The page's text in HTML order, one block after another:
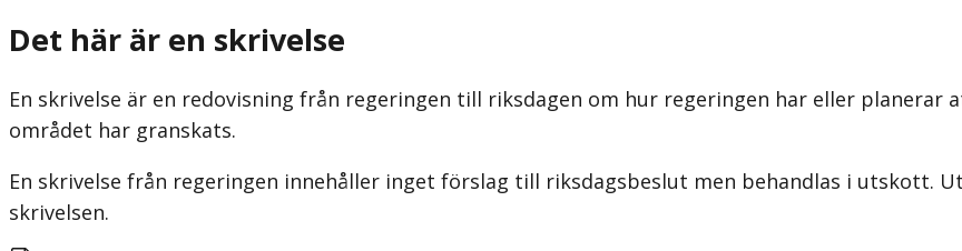
Det här är en skrivelse
En skrivelse är en redovisning från regeringen till riksdagen om hur regeringen har eller
området har granskats.
En skrivelse från regeringen innehåller inget förslag till riksdagsbeslut men behandlas i utskott.
skrivelsen.